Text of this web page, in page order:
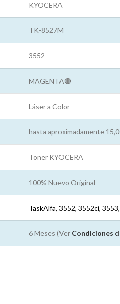
KYOCERA
TK-8527M
3552
MAGENTA🔴
Láser a Color
hasta aproximadamente
Toner KYOCERA
100% Nuevo Original
TaskAlfa, 3552, 3552ci,
6 Meses (Ver Condiciones